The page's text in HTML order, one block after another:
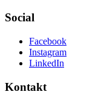
Social
Facebook
Instagram
LinkedIn
Kontakt